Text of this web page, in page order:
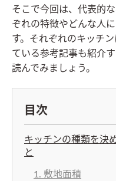
そこで今回は、代表的
ぞれの特徴やどんな人
す。それぞれのキッチ
ている参考記事も紹介
読んでみましょう。
目次
キッチンの種類を決
と
1. 敷地面積